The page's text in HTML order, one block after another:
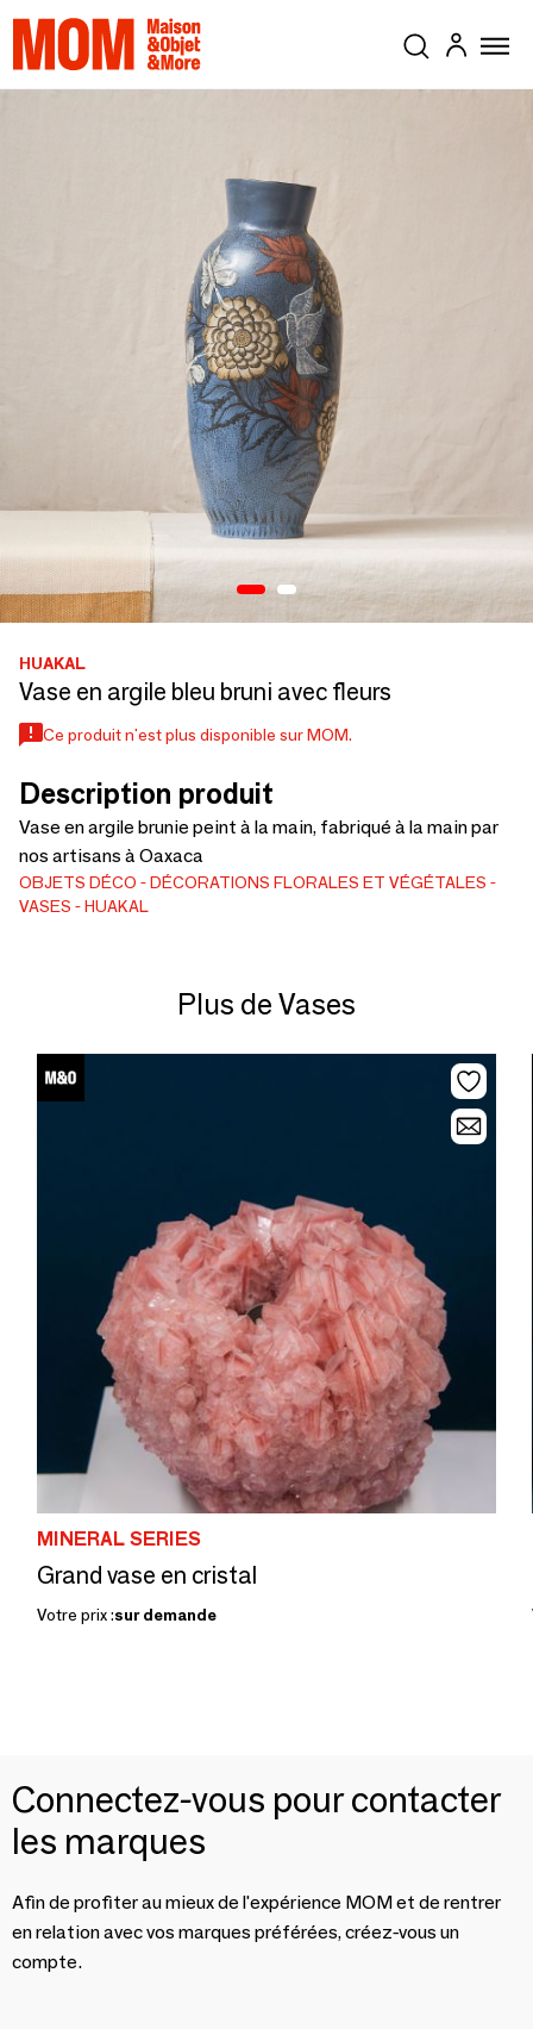
HUAKAL
Vase en argile bleu bruni avec fleurs
Ce produit n'est plus disponible sur MOM.
Description produit
Vase en argile brunie peint à la main, fabriqué à la main par
nos artisans à Oaxaca
OBJETS DÉCO
DÉCORATIONS FLORALES ET VÉGÉTALES
VASES
HUAKAL
Plus de Vases
MINERAL SERIES
Grand vase en cristal
Votre prix :sur demande
Connectez-vous pour contacter
les marques
Afin de profiter au mieux de l'expérience MOM et de rentrer
en relation avec vos marques préférées, créez-vous un
compte.